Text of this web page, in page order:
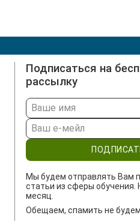
Подписаться на
рассылку
Мы будем отправлять Вам
статьи из сферы обучения.
месяц.
Обещаем, спамить не